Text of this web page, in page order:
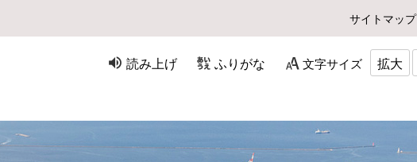
サイトマップ
読み上げ ふりがな 文字サイズ 拡大